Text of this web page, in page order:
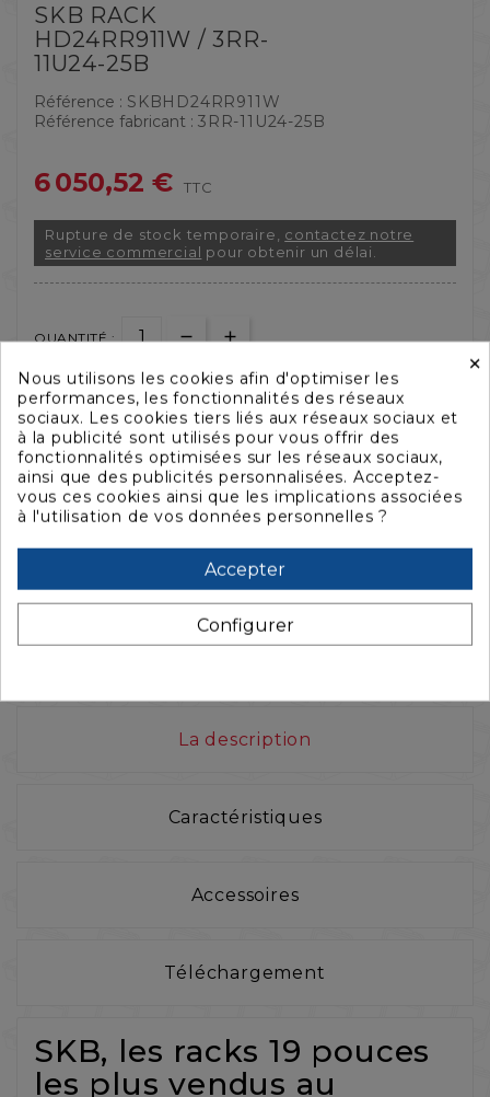
SKB RACK
HD24RR911W / 3RR-
11U24-25B
Référence : SKBHD24RR911W
Référence fabricant : 3RR-11U24-25B
6 050,52 € TTC
Rupture de stock temporaire, contactez notre
service commercial pour obtenir un délai.
QUANTITÉ :
 AJOUTER AU PANIER
 
La description
Caractéristiques
Accessoires
Téléchargement
SKB, les racks 19 pouces
les plus vendus au
×
Nous utilisons les cookies afin d'optimiser les
performances, les fonctionnalités des réseaux
sociaux. Les cookies tiers liés aux réseaux sociaux et
à la publicité sont utilisés pour vous offrir des
fonctionnalités optimisées sur les réseaux sociaux,
ainsi que des publicités personnalisées. Acceptez-
vous ces cookies ainsi que les implications associées
à l'utilisation de vos données personnelles ?
Accepter
Configurer